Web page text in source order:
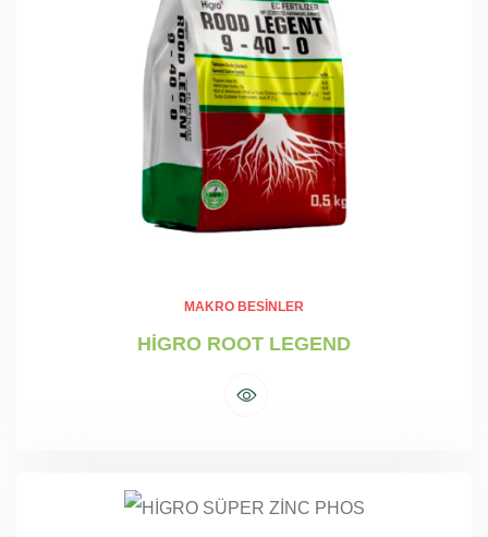
MAKRO BESINLER
HİGRO ROOT LEGEND